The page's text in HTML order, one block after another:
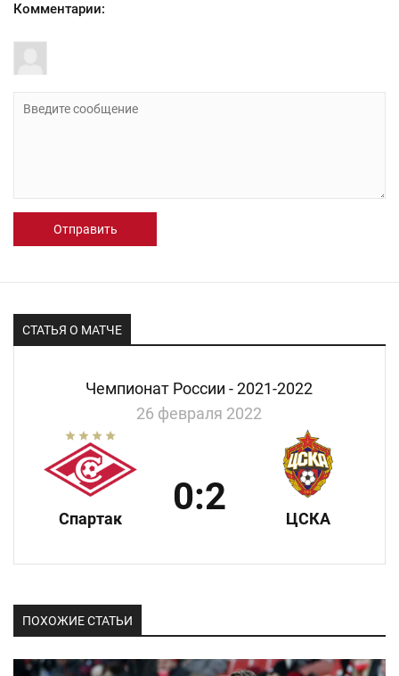
Комментарии:
Отправить
СТАТЬЯ О МАТЧЕ
Чемпионат России - 2021-2022
26 февраля 2022
Спартак
0:2
ЦСКА
ПОХОЖИЕ СТАТЬИ